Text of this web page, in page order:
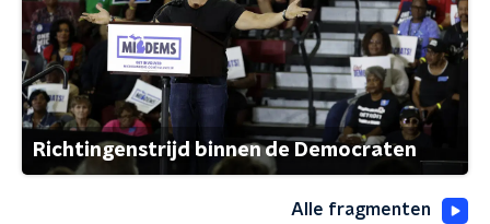
Richtingenstrijd binnen de Democraten
Alle fragmenten